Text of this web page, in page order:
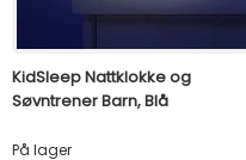
KidSleep Nattklokke og
Søvntrener Barn, Blå
På lager